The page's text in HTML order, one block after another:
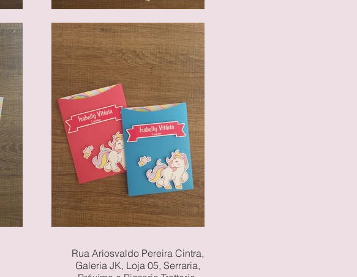
Rua Ariosvaldo Pereira Cintra,
Galeria JK, Loja 05, Serraria,